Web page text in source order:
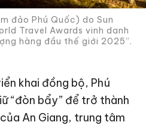
đảo Phú Quốc) do Sun
Travel Awards vinh danh
hàng đầu thế giới 2025”.
khai đồng bộ, Phú
“đòn bẩy” để trở thành
An Giang, trung tâm